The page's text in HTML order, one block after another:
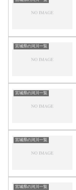
宮城県の河川一覧
宮城県の河川一覧
宮城県の河川一覧
宮城県の河川一覧